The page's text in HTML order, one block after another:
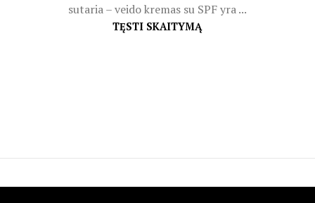
sutaria – veido kremas su SPF yra ...
TĘSTI SKAITYMĄ